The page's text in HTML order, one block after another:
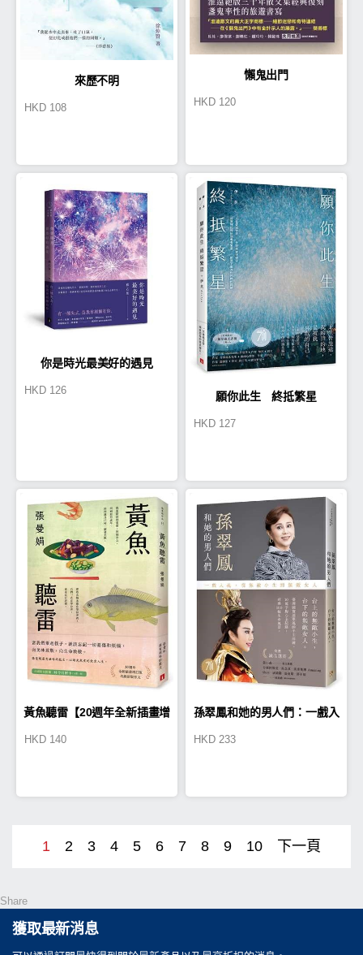
來歷不明
HKD 108
懶鬼出門
HKD 120
你是時光最美好的遇見
HKD 126 願你此生 終抵繁星
HKD 127
黃魚聽雷【20週年全新插畫增
HKD 140
孫翠鳳和她的男人們：一戲入
HKD 233
1 2 3 4 5 6 7 8 9 10 下一頁
Share
獲取最新消息